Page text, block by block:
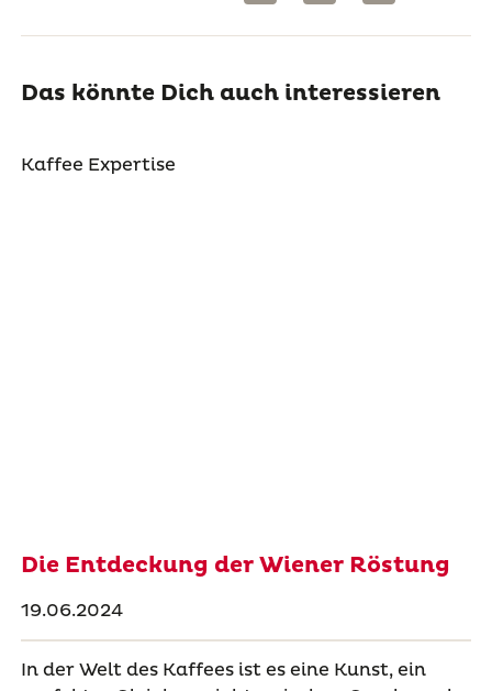
Das könnte Dich auch interessieren
Kaffee Expertise
Die Entdeckung der Wiener Röstung
19.06.2024
In der Welt des Kaffees ist es eine Kunst, ein